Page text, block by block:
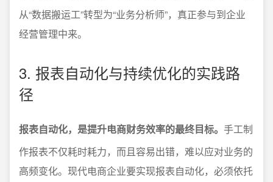
从“数据搬运工”转型为“业务分析师”，真正参与到企业
经营管理中来。
3. 报表自动化与持续优化的实践路
径
报表自动化，是提升电商财务效率的最终目标。 手工制
作报表不仅耗时耗力，而且容易出错，难以应对业务的
高频变化。现代电商企业要实现报表自动化，必须依托